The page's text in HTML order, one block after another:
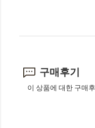
구매후기
이 상품에 대한 구매